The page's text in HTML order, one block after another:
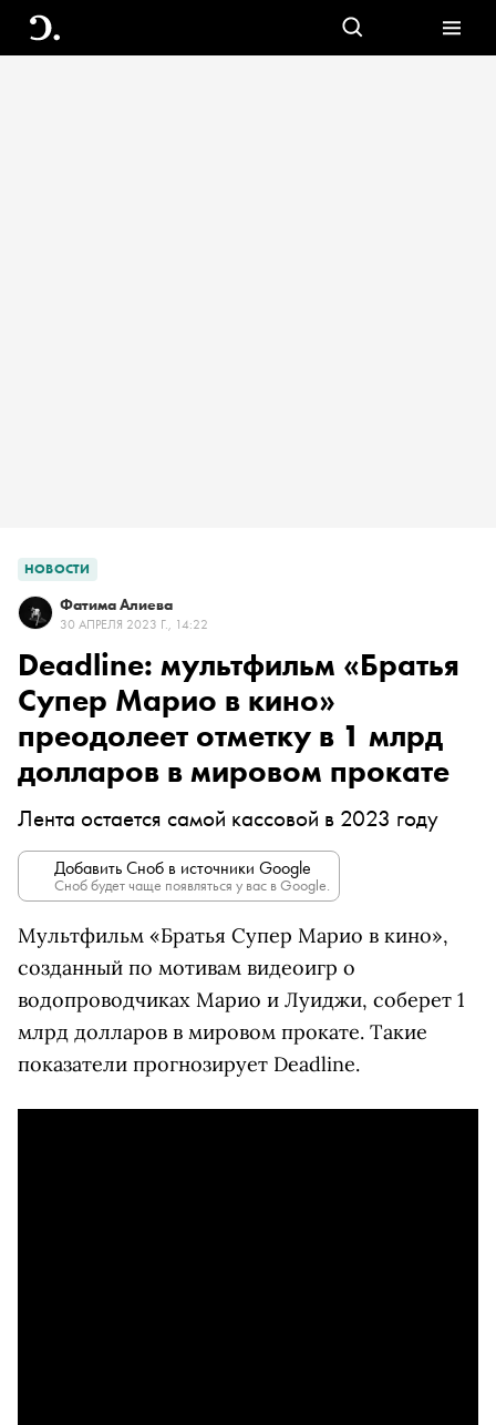
НОВОСТИ
Фатима Алиева
30 АПРЕЛЯ 2023 Г., 14:22
Deadline: мультфильм «Братья
Супер Марио в кино»
преодолеет отметку в 1 млрд
долларов в мировом прокате
Лента остается самой кассовой в 2023 году
Добавить Сноб в источники Google
Сноб будет чаще появляться у вас в Google.
Мультфильм «Братья Супер Марио в кино»,
созданный по мотивам видеоигр о
водопроводчиках Марио и Луиджи, соберет 1
млрд долларов в мировом прокате. Такие
показатели прогнозирует Deadline.